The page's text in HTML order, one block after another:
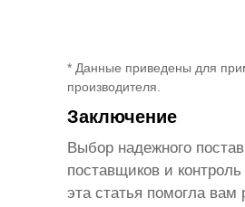
* Данные приведены для
производителя.
Заключение
Выбор надежного
поставщиков и
эта статья помогла вам